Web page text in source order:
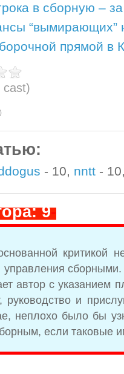
в сборную –
“вымирающих”
прямой в
cast)
- 10, nntt -
9-
критикой
сборными.
автор с указанием
руководство и
неплохо было бы
если таковые